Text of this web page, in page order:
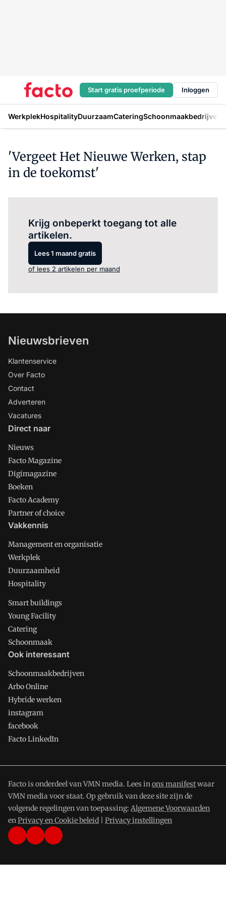
Start gratis proefperiode Inloggen
WerkplekHospitalityDuurzaamCateringSchoonmaakbedrijven
'Vergeet Het Nieuwe Werken, stap
in de toekomst'
Krijg onbeperkt toegang tot alle
artikelen.
Lees 1 maand gratis
of lees 2 artikelen per maand
Nieuwsbrieven
Klantenservice
Over Facto
Contact
Adverteren
Vacatures
Direct naar
Nieuws
Facto Magazine
Digimagazine
Boeken
Facto Academy
Partner of choice
Vakkennis
Management en organisatie
Werkplek
Duurzaamheid
Hospitality
Smart buildings
Young Facility
Catering
Schoonmaak
Ook interessant
Schoonmaakbedrijven
Arbo Online
Hybride werken
instagram
facebook
Facto LinkedIn
Facto is onderdeel van VMN media. Lees inons manifestwaar
VMN media voor staat. Op gebruik van deze site zijn de
volgende regelingen van toepassing: Algemene Voorwaarden
enPrivacy en Cookie beleid Privacy instellingen